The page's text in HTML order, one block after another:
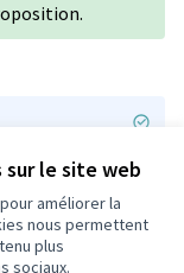
le site web
améliorer la
nous permettent
plus
sociaux.